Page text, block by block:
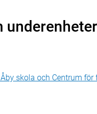
underenheter
skola och Centrum